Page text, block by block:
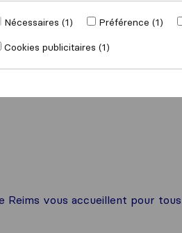
- Déménagements Reims avec
Reims vous accueillent pour
Nécessaires (1) Préférence (1)
Cookies publicitaires (1)